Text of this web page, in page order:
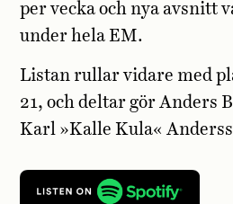
per vecka och nya avsnitt
under hela EM.
Listan rullar vidare med
21, och deltar gör Anders
Karl »Kalle Kula«